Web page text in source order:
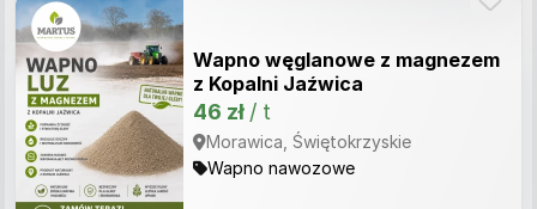
Wapno węglanowe z magnezem
z Kopalni Jaźwica
46 zł / t
Morawica, Świętokrzyskie
Wapno nawozowe